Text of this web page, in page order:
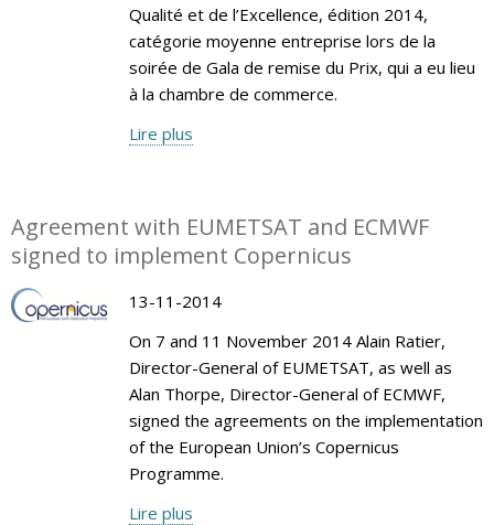
Qualité et de l’Excellence, édition 2014,
catégorie moyenne entreprise lors de la
soirée de Gala de remise du Prix, qui a eu lieu
à la chambre de commerce.
Lire plus
Agreement with EUMETSAT and ECMWF
signed to implement Copernicus
13-11-2014
On 7 and 11 November 2014 Alain Ratier,
Director-General of EUMETSAT, as well as
Alan Thorpe, Director-General of ECMWF,
signed the agreements on the implementation
of the European Union’s Copernicus
Programme.
Lire plus